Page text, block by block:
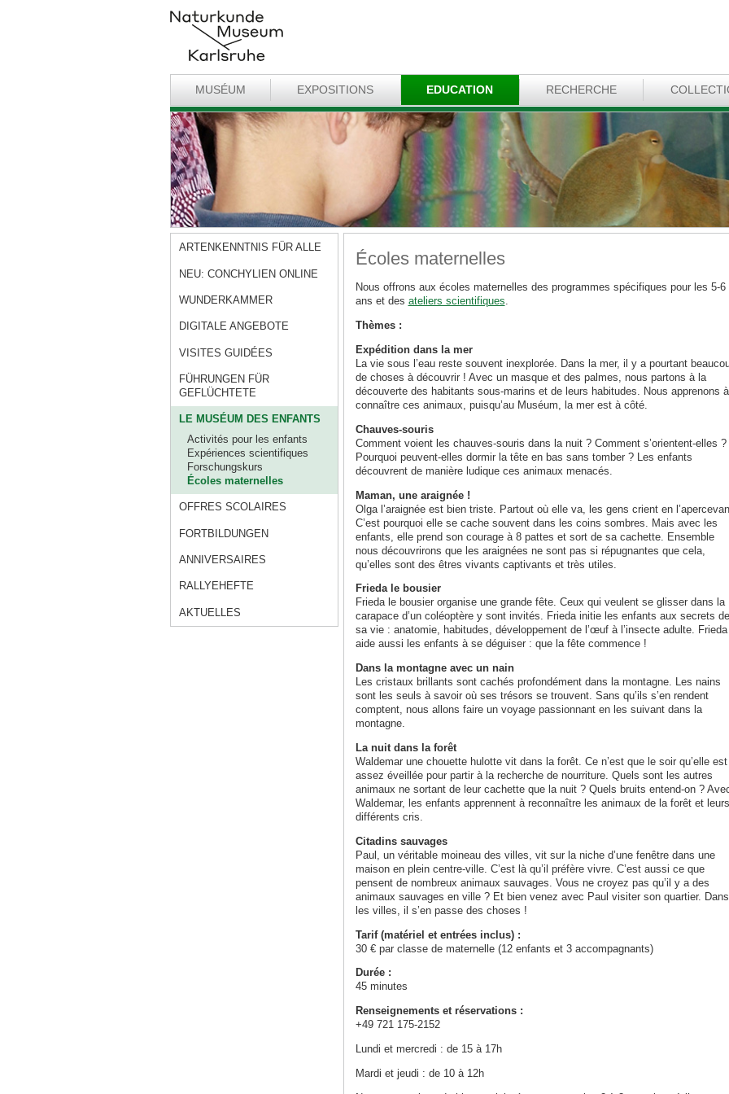
MUSÉUM EXPOSITIONS EDUCATION RECHERCHE
ARTENKENNTNIS FÜR ALLE
NEU: CONCHYLIEN ONLINE
WUNDERKAMMER
DIGITALE ANGEBOTE
VISITES GUIDÉES
FÜHRUNGEN FÜR
GEFLÜCHTETE
LE MUSÉUM DES ENFANTS
Activités pour les enfants
Expériences scientifiques
Forschungskurs
Écoles maternelles
OFFRES SCOLAIRES
FORTBILDUNGEN
ANNIVERSAIRES
RALLYEHEFTE
AKTUELLES
Écoles maternelles
Nous offrons aux écoles maternelles des programmes spécifiques pour les 5-6
ans et des ateliers scientifiques.
Thèmes :
Expédition dans la mer
La vie sous l’eau reste souvent inexplorée. Dans la mer, il y a pourtant
de choses à découvrir ! Avec un masque et des palmes, nous partons à la
découverte des habitants sous-marins et de leurs habitudes. Nous apprenons à
connaître ces animaux, puisqu’au Muséum, la mer est à côté.
Chauves-souris
Comment voient les chauves-souris dans la nuit ? Comment s’orientent-elles ?
Pourquoi peuvent-elles dormir la tête en bas sans tomber ? Les enfants
découvrent de manière ludique ces animaux menacés.
Maman, une araignée !
Olga l’araignée est bien triste. Partout où elle va, les gens crient en
C’est pourquoi elle se cache souvent dans les coins sombres. Mais avec les
enfants, elle prend son courage à 8 pattes et sort de sa cachette. Ensemble
nous découvrirons que les araignées ne sont pas si répugnantes que cela,
qu’elles sont des êtres vivants captivants et très utiles.
Frieda le bousier
Frieda le bousier organise une grande fête. Ceux qui veulent se glisser dans la
carapace d’un coléoptère y sont invités. Frieda initie les enfants aux secrets de
sa vie : anatomie, habitudes, développement de l’œuf à l’insecte adulte. Frieda
aide aussi les enfants à se déguiser : que la fête commence !
Dans la montagne avec un nain
Les cristaux brillants sont cachés profondément dans la montagne. Les nains
sont les seuls à savoir où ses trésors se trouvent. Sans qu’ils s’en rendent
comptent, nous allons faire un voyage passionnant en les suivant dans la
montagne.
La nuit dans la forêt
Waldemar une chouette hulotte vit dans la forêt. Ce n’est que le soir qu’elle est
assez éveillée pour partir à la recherche de nourriture. Quels sont les autres
animaux ne sortant de leur cachette que la nuit ? Quels bruits entend-on ?
Waldemar, les enfants apprennent à reconnaître les animaux de la forêt et leurs
différents cris.
Citadins sauvages
Paul, un véritable moineau des villes, vit sur la niche d’une fenêtre dans une
maison en plein centre-ville. C’est là qu’il préfère vivre. C’est aussi ce que
pensent de nombreux animaux sauvages. Vous ne croyez pas qu’il y a des
animaux sauvages en ville ? Et bien venez avec Paul visiter son quartier. Dans
les villes, il s’en passe des choses !
Tarif (matériel et entrées inclus) :
30 € par classe de maternelle (12 enfants et 3 accompagnants)
Durée :
45 minutes
Renseignements et réservations :
+49 721 175-2152
Lundi et mercredi : de 15 à 17h
Mardi et jeudi : de 10 à 12h